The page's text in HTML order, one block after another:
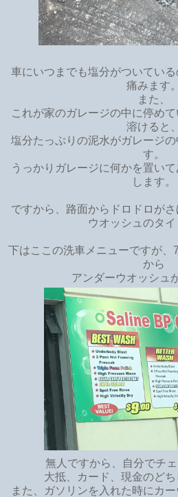
車にいつまでも塩分がついている
痛みます。
また、
これが家のガレージの中に停め
溶けると、
塩分たっぷりの泥水がガレージ
す。
うっかりガレージに何かを置い
します。
ですから、路面からドロドロが
ウオッシュのタイ
下はここの洗車メニューですが、
から
アンダーウオッシュ
無人ですから、自分でチェ
大抵、カード、現金のどち
また、ガソリンを入れた時にカ